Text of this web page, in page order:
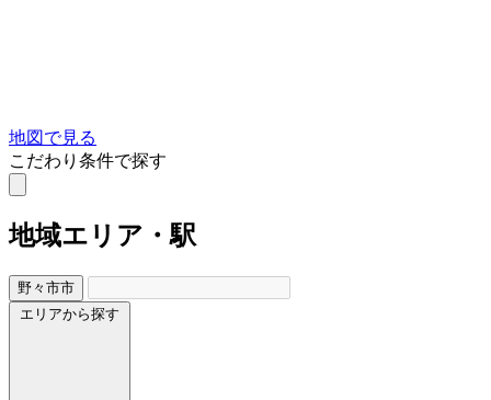
地図で見る
こだわり条件で探す
地域エリア・駅
野々市市
エリアから探す